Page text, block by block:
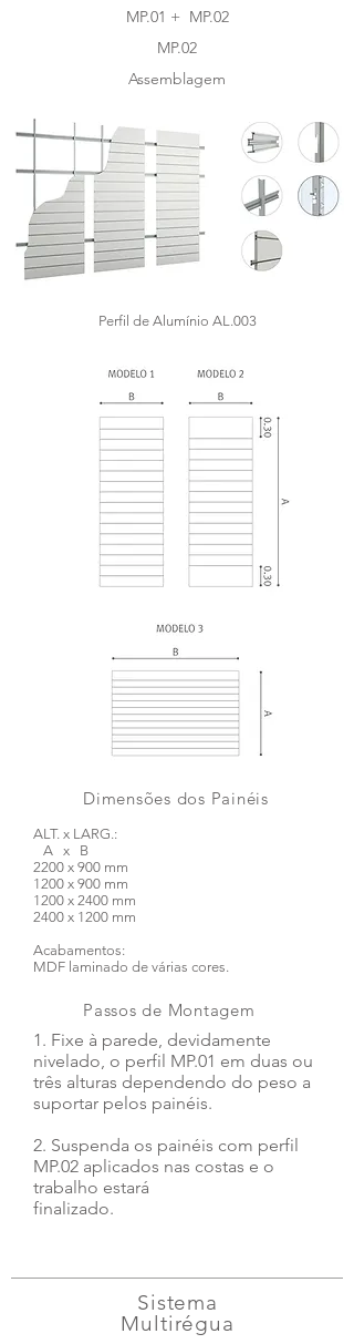
MP.01 + MP.02
MP.02
Assemblagem
Perfil de Alumínio AL.003
Dimensões dos Painéis
ALT. x LARG.:
A x B
2200 x 900 mm
1200 x 900 mm
1200 x 2400 mm
2400 x 1200 mm
Acabamentos:
MDF laminado de várias cores.
Passos de Montagem
1. Fixe à parede, devidamente
nivelado, o perfil MP.01 em duas ou
três alturas dependendo do peso a
suportar pelos painéis.
2. Suspenda os painéis com perfil
MP.02 aplicados nas costas e o
trabalho estará
finalizado.
Sistema
Multirégua